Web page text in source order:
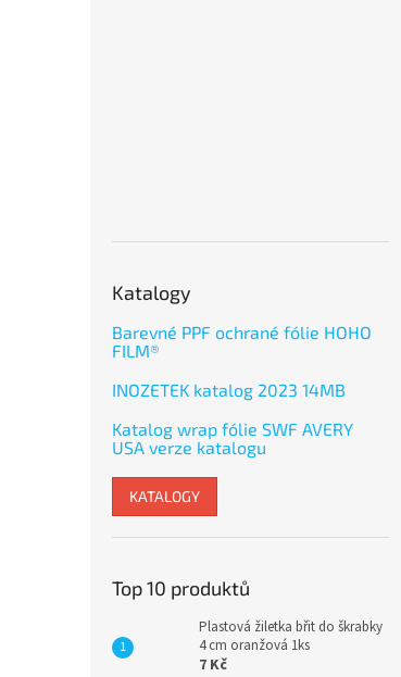
Katalogy
Barevné PPF ochrané fólie HOHO
FILM®
INOZETEK katalog 2023 14MB
Katalog wrap fólie SWF AVERY
USA verze katalogu
KATALOGY
Top 10 produktů
Plastová žiletka břit do škrabky
4 cm oranžová 1ks
7 Kč